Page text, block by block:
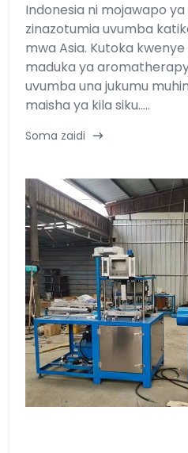
Indonesia ni mojawapo
zinazotumia uvumba
mwa Asia. Kutoka
maduka ya
uvumba una jukumu
maisha ya kila siku.....
Soma zaidi